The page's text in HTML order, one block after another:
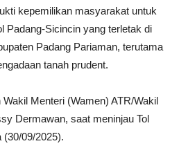
kepemilikan masyarakat untuk
Padang-Sicincin yang terletak di
Padang Pariaman, terutama
tanah prudent.
Menteri (Wamen) ATR/Wakil
Dermawan, saat meninjau Tol
(30/09/2025).